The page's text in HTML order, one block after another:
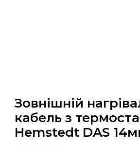
Зовнішній
кабель з
Hemstedt DAS